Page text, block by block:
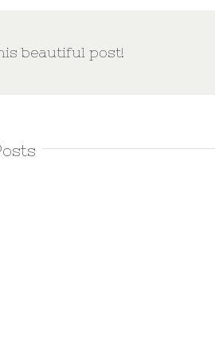
beautiful post!